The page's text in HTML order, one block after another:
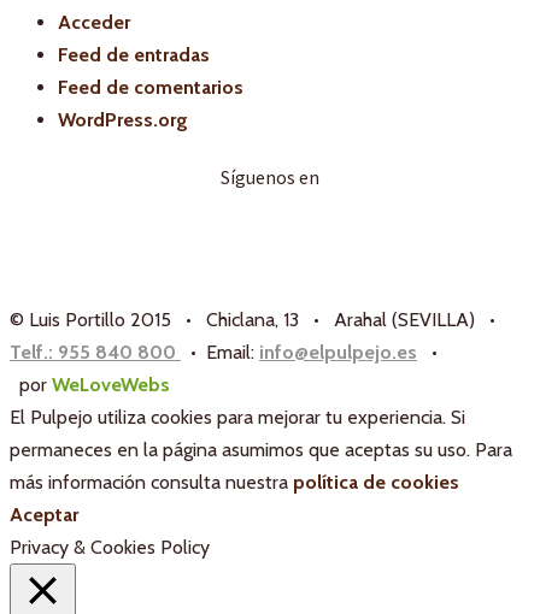
Acceder
Feed de entradas
Feed de comentarios
WordPress.org
Síguenos en
© Luis Portillo 2015 • Chiclana, 13 • Arahal (SEVILLA) •
Telf.: 955 840 800
• Email: info@elpulpejo.es
•
por WeLoveWebs
El Pulpejo utiliza cookies para mejorar tu experiencia. Si
permaneces en la página asumimos que aceptas su uso. Para
más información consulta nuestra política de cookies
Aceptar
Privacy & Cookies Policy